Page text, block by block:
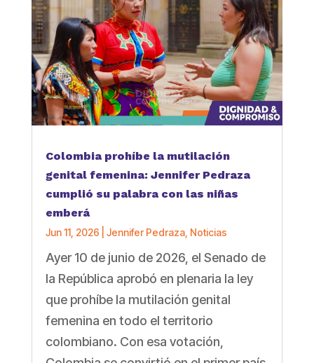
Colombia prohíbe la mutilación
genital femenina: Jennifer Pedraza
cumplió su palabra con las niñas
emberá
Jun 11, 2026 Jennifer Pedraza, Noticias
Ayer 10 de junio de 2026, el Senado de
la República aprobó en plenaria la ley
que prohíbe la mutilación genital
femenina en todo el territorio
colombiano. Con esa votación,